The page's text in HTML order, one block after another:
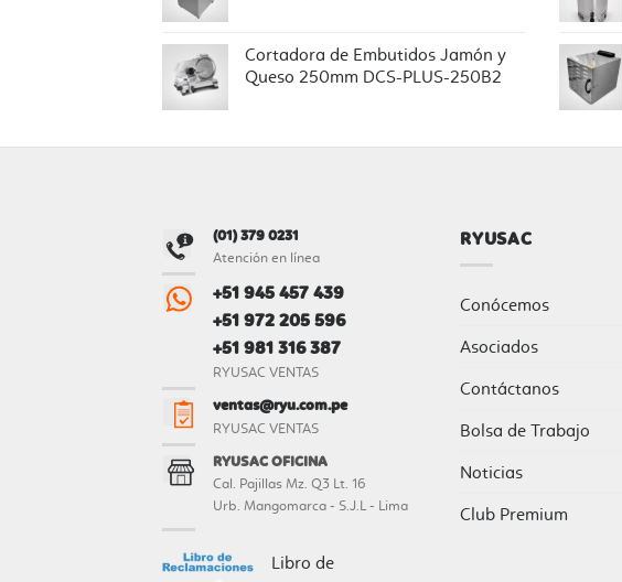
Cortadora de Embutidos Jamón y
Queso 250mm DCS-PLUS-250B2
(01) 379 0231
Atención en línea
+51 945 457 439
+51 972 205 596
+51 981 316 387
RYUSAC VENTAS
ventas@ryu.com.pe
RYUSAC VENTAS
RYUSAC OFICINA
Cal. Pajillas Mz. Q3 Lt. 16
Urb. Mangomarca - S.J.L - Lima
Libro de
RYUSAC
Conócemos
Asociados
Contáctanos
Bolsa de Trabajo
Noticias
Club Premium